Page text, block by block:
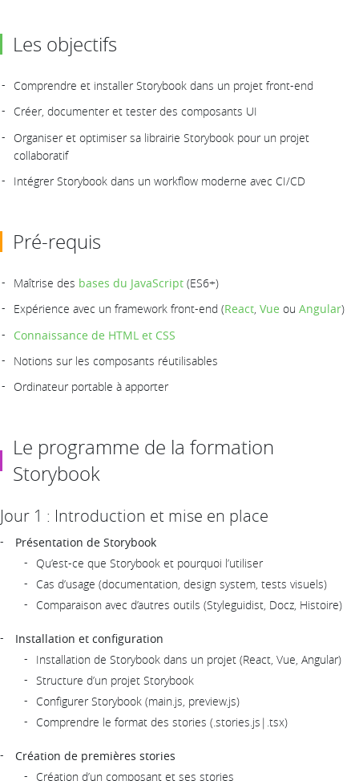
Les objectifs
Comprendre et installer Storybook dans un projet front-end
Créer, documenter et tester des composants UI
Organiser et optimiser sa librairie Storybook pour un projet
collaboratif
Intégrer Storybook dans un workflow moderne avec CI/CD
Pré-requis
Maîtrise des bases du JavaScript (ES6+)
Expérience avec un framework front-end (React, Vue ou Angular)
Connaissance de HTML et CSS
Notions sur les composants réutilisables
Ordinateur portable à apporter
Le programme de la formation
Storybook
Jour 1 : Introduction et mise en place
Présentation de Storybook
Qu’est-ce que Storybook et pourquoi l’utiliser
Cas d’usage (documentation, design system, tests visuels)
Comparaison avec d’autres outils (Styleguidist, Docz, Histoire)
Installation et configuration
Installation de Storybook dans un projet (React, Vue, Angular)
Structure d’un projet Storybook
Configurer Storybook (main.js, preview.js)
Comprendre le format des stories (.stories.js|.tsx)
Création de premières stories
Création d’un composant et ses stories